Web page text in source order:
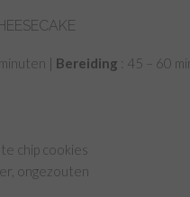
| Bereiding : 45 – 60
chip cookies
ongezouten